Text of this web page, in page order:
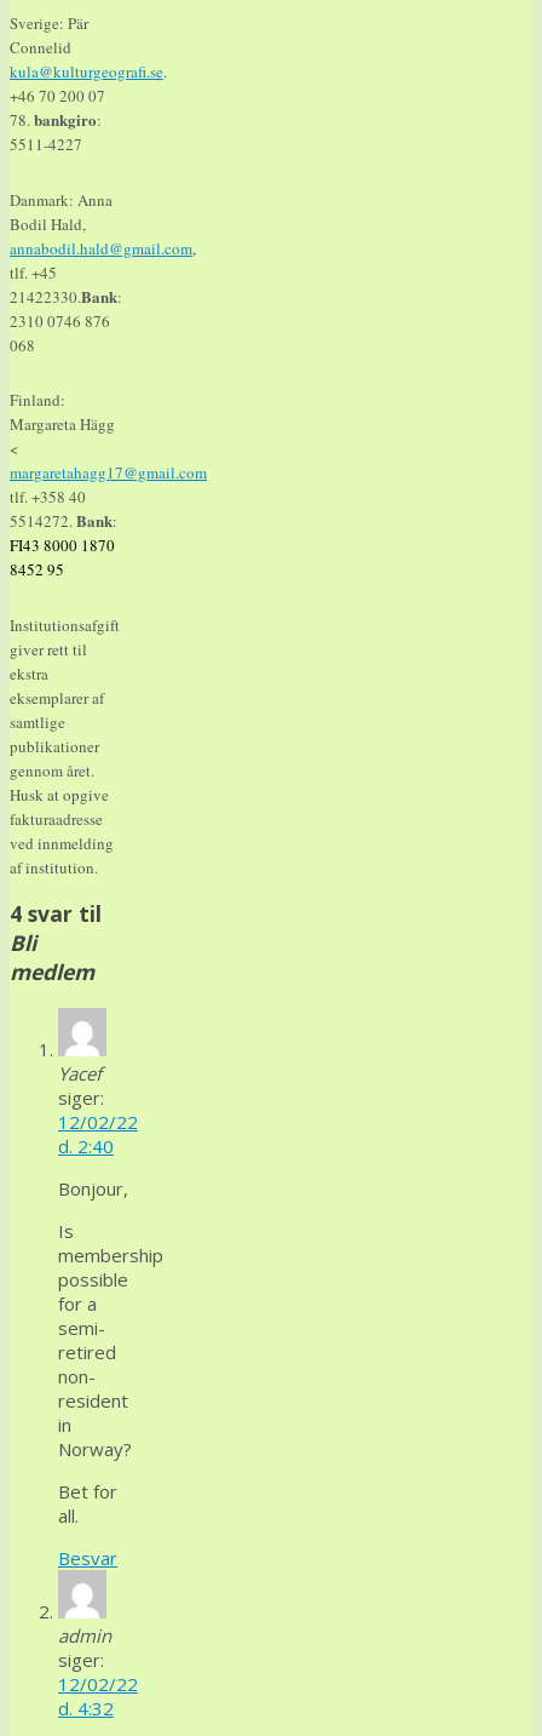
Sverige: Pär
Connelid
kula@kulturgeografi.se.
+46 70 200 07
78.bankgiro:
5511-4227
Danmark: Anna
Bodil Hald,
annabodil.hald@gmail.com,
tlf. +45
21422330.Bank:
2310 0746 876
068
Finland:
Margareta Hägg
<
margaretahagg17@gmail.com
tlf. +358 40
5514272.Bank:
FI43 8000 1870
8452 95
Institutionsafgift
giver rett til
ekstra
eksemplarer af
samtlige
publikationer
gennom året.
Husk at opgive
fakturaadresse
ved innmelding
af institution.
4 svar til
Bli
medlem
Yacef
siger:
12/02/22
d. 2:40
Bonjour,
Is
membership
possible
for a
semi-
retired
non-
resident
in
Norway?
Bet for
all.
Besvar
admin
siger:
12/02/22
d. 4:32